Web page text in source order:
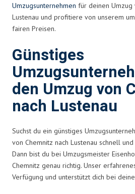
Umzugsunternehmen für deinen Umzug
Lustenau und profitiere von unserem
fairen Preisen.
Günstiges
den Umzug von
nach Lustenau
Suchst du ein günstiges
von Chemnitz nach Lustenau schnell
Dann bist du bei Umzugsmeister
Chemnitz genau richtig. Unser
Verfügung und unterstützt dich bei